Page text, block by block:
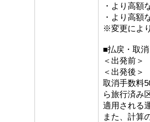
・より高額
・より高額
※変更によ
■払戻・取
＜出発前＞
＜出発後
取消手数料
ら旅行済み
適用される
また、計算